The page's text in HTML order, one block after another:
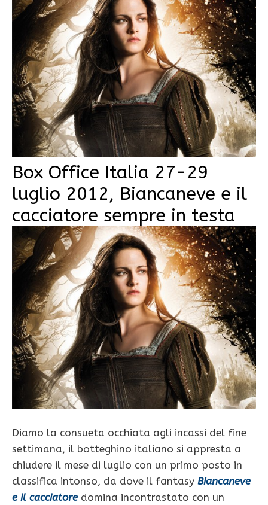
Box Office Italia 27-29
luglio 2012, Biancaneve e il
cacciatore sempre in testa
Diamo la consueta occhiata agli incassi del fine
settimana, il botteghino italiano si appresta a
chiudere il mese di luglio con un primo posto in
classifica intonso, da dove il fantasy Biancaneve
e il cacciatore domina incontrastato con un